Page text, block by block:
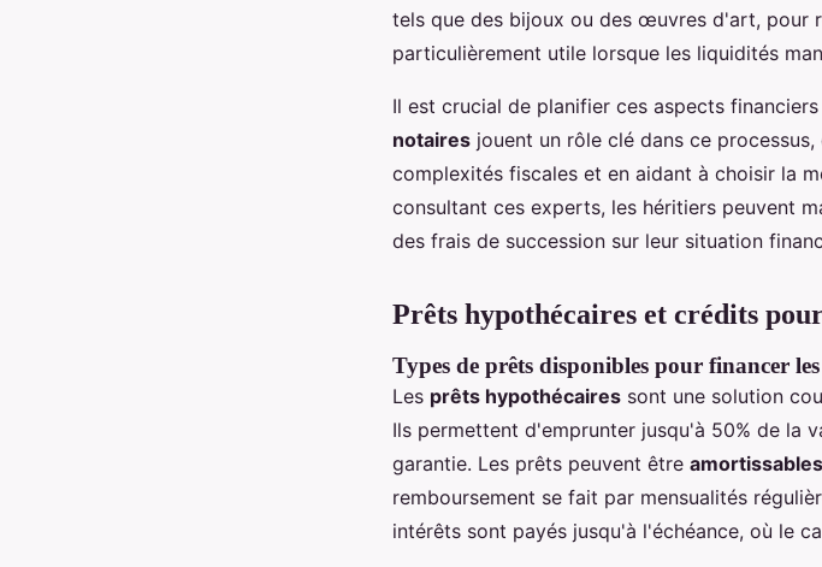
tels que des bijoux ou des œuvres d'art, pour
particulièrement utile lorsque les liquidités
Il est crucial de planifier ces aspects
notaires jouent un rôle clé dans ce
complexités fiscales et en aidant à choisir la
consultant ces experts, les héritiers peuvent
des frais de succession sur leur situation
Prêts hypothécaires et crédits
Types de prêts disponibles pour financer
Les prêts hypothécaires sont une solution
Ils permettent d'emprunter jusqu'à 50% de la
garantie. Les prêts peuvent être amortissables
remboursement se fait par mensualités
intérêts sont payés jusqu'à l'échéance, où le